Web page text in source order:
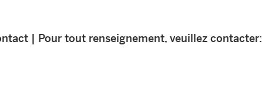
| Pour tout renseignement, veuillez contacter: